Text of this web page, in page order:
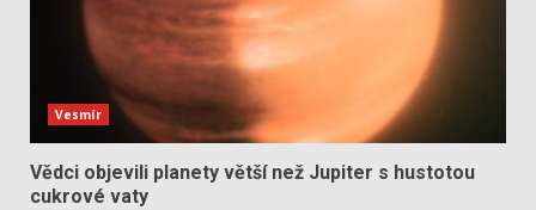
Vesmír
Vědci objevili planety větší než Jupiter s hustotou
cukrové vaty